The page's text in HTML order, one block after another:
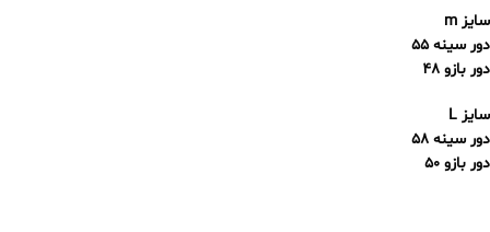
سایز m
دور سینه 55
دور بازو 48
سایز L
دور سینه 58
دور بازو 50